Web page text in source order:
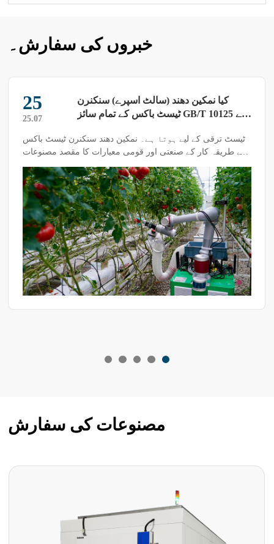
خبروں کی سفارش۔
25
25.07
کیا نمکین دھند (سالٹ اسپرے) سنکنرن
ٹیسٹ باکس کے تمام سائز GB/T 10125 کے
ٹیسٹ ترقی کے لیے ہوتا ہے۔ نمکین دھند سنکنرن ٹیسٹ باکس
کے طریقہ کار کے صنعتی اور قومی معیارات کا مقصد مصنوعات
میں جواب ہاں میں ہے۔
مصنوعات کی سفارش